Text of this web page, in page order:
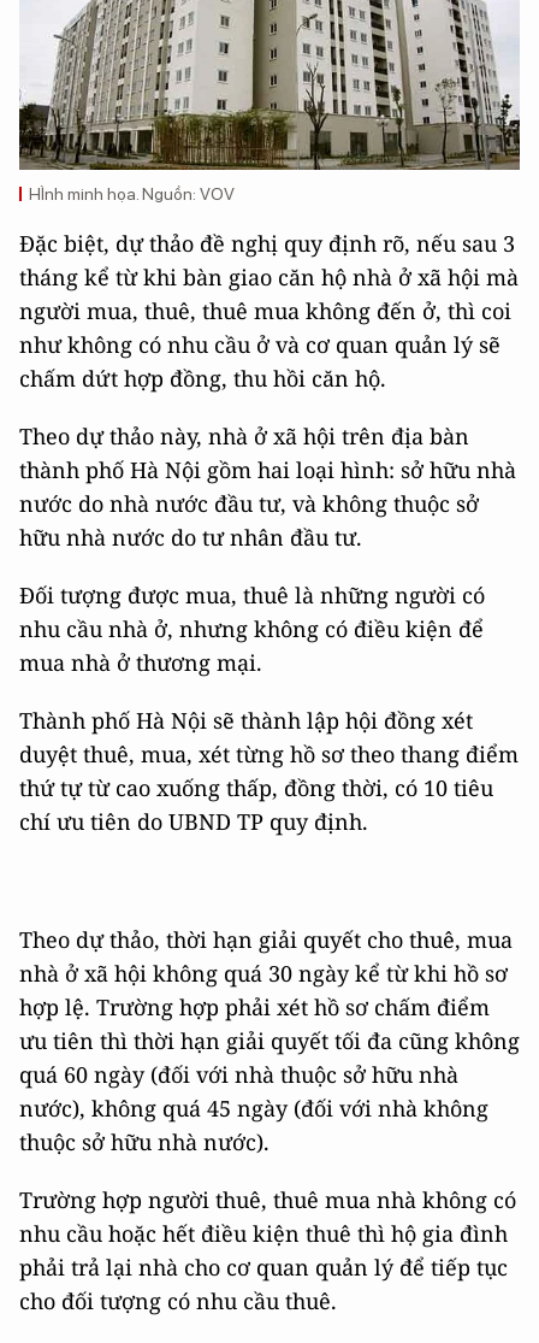
HÌnh minh họa. Nguồn: VOV
Đặc biệt, dự thảo đề nghị quy định rõ, nếu sau 3
tháng kể từ khi bàn giao căn hộ nhà ở xã hội mà
người mua, thuê, thuê mua không đến ở, thì coi
như không có nhu cầu ở và cơ quan quản lý sẽ
chấm dứt hợp đồng, thu hồi căn hộ.
Theo dự thảo này, nhà ở xã hội trên địa bàn
thành phố Hà Nội gồm hai loại hình: sở hữu nhà
nước do nhà nước đầu tư, và không thuộc sở
hữu nhà nước do tư nhân đầu tư.
Đối tượng được mua, thuê là những người có
nhu cầu nhà ở, nhưng không có điều kiện để
mua nhà ở thương mại.
Thành phố Hà Nội sẽ thành lập hội đồng xét
duyệt thuê, mua, xét từng hồ sơ theo thang điểm
thứ tự từ cao xuống thấp, đồng thời, có 10 tiêu
chí ưu tiên do UBND TP quy định.
Theo dự thảo, thời hạn giải quyết cho thuê, mua
nhà ở xã hội không quá 30 ngày kể từ khi hồ sơ
hợp lệ. Trường hợp phải xét hồ sơ chấm điểm
ưu tiên thì thời hạn giải quyết tối đa cũng không
quá 60 ngày (đối với nhà thuộc sở hữu nhà
nước), không quá 45 ngày (đối với nhà không
thuộc sở hữu nhà nước).
Trường hợp người thuê, thuê mua nhà không có
nhu cầu hoặc hết điều kiện thuê thì hộ gia đình
phải trả lại nhà cho cơ quan quản lý để tiếp tục
cho đối tượng có nhu cầu thuê.